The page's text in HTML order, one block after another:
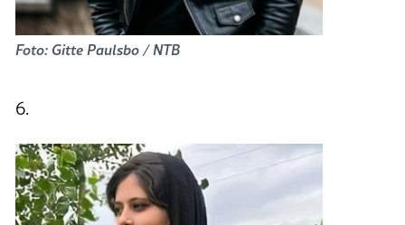
Foto: Gitte Paulsbo / NTB
6.